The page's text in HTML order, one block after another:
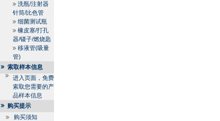
洗瓶/注射器
针筒/比色管
细菌测试瓶
橡皮塞/打孔
器/镊子/燃烧匙
移液管(吸量
管)
索取样本信息
进入页面，免费
索取您需要的产
品样本信息
购买提示
购买须知